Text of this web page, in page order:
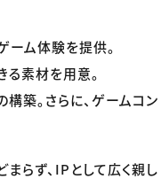
ーム体験を提供。
る素材を用意。
築。さらに、ゲームコン
らず、IPとして広く親し